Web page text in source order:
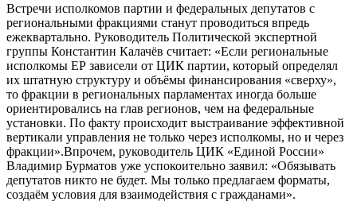
Встречи исполкомов партии и федеральных депутатов с
региональными фракциями станут проводиться впредь
ежеквартально. Руководитель Политической экспертной
группы Константин Калачёв считает: «Если региональные
исполкомы ЕР зависели от ЦИК партии, который определял
их штатную структуру и объёмы финансирования «сверху»,
то фракции в региональных парламентах иногда больше
ориентировались на глав регионов, чем на федеральные
установки. По факту происходит выстраивание эффективной
вертикали управления не только через исполкомы, но и через
фракции».Впрочем, руководитель ЦИК «Единой России»
Владимир Бурматов уже успокоительно заявил: «Обязывать
депутатов никто не будет. Мы только предлагаем форматы,
создаём условия для взаимодействия с гражданами».